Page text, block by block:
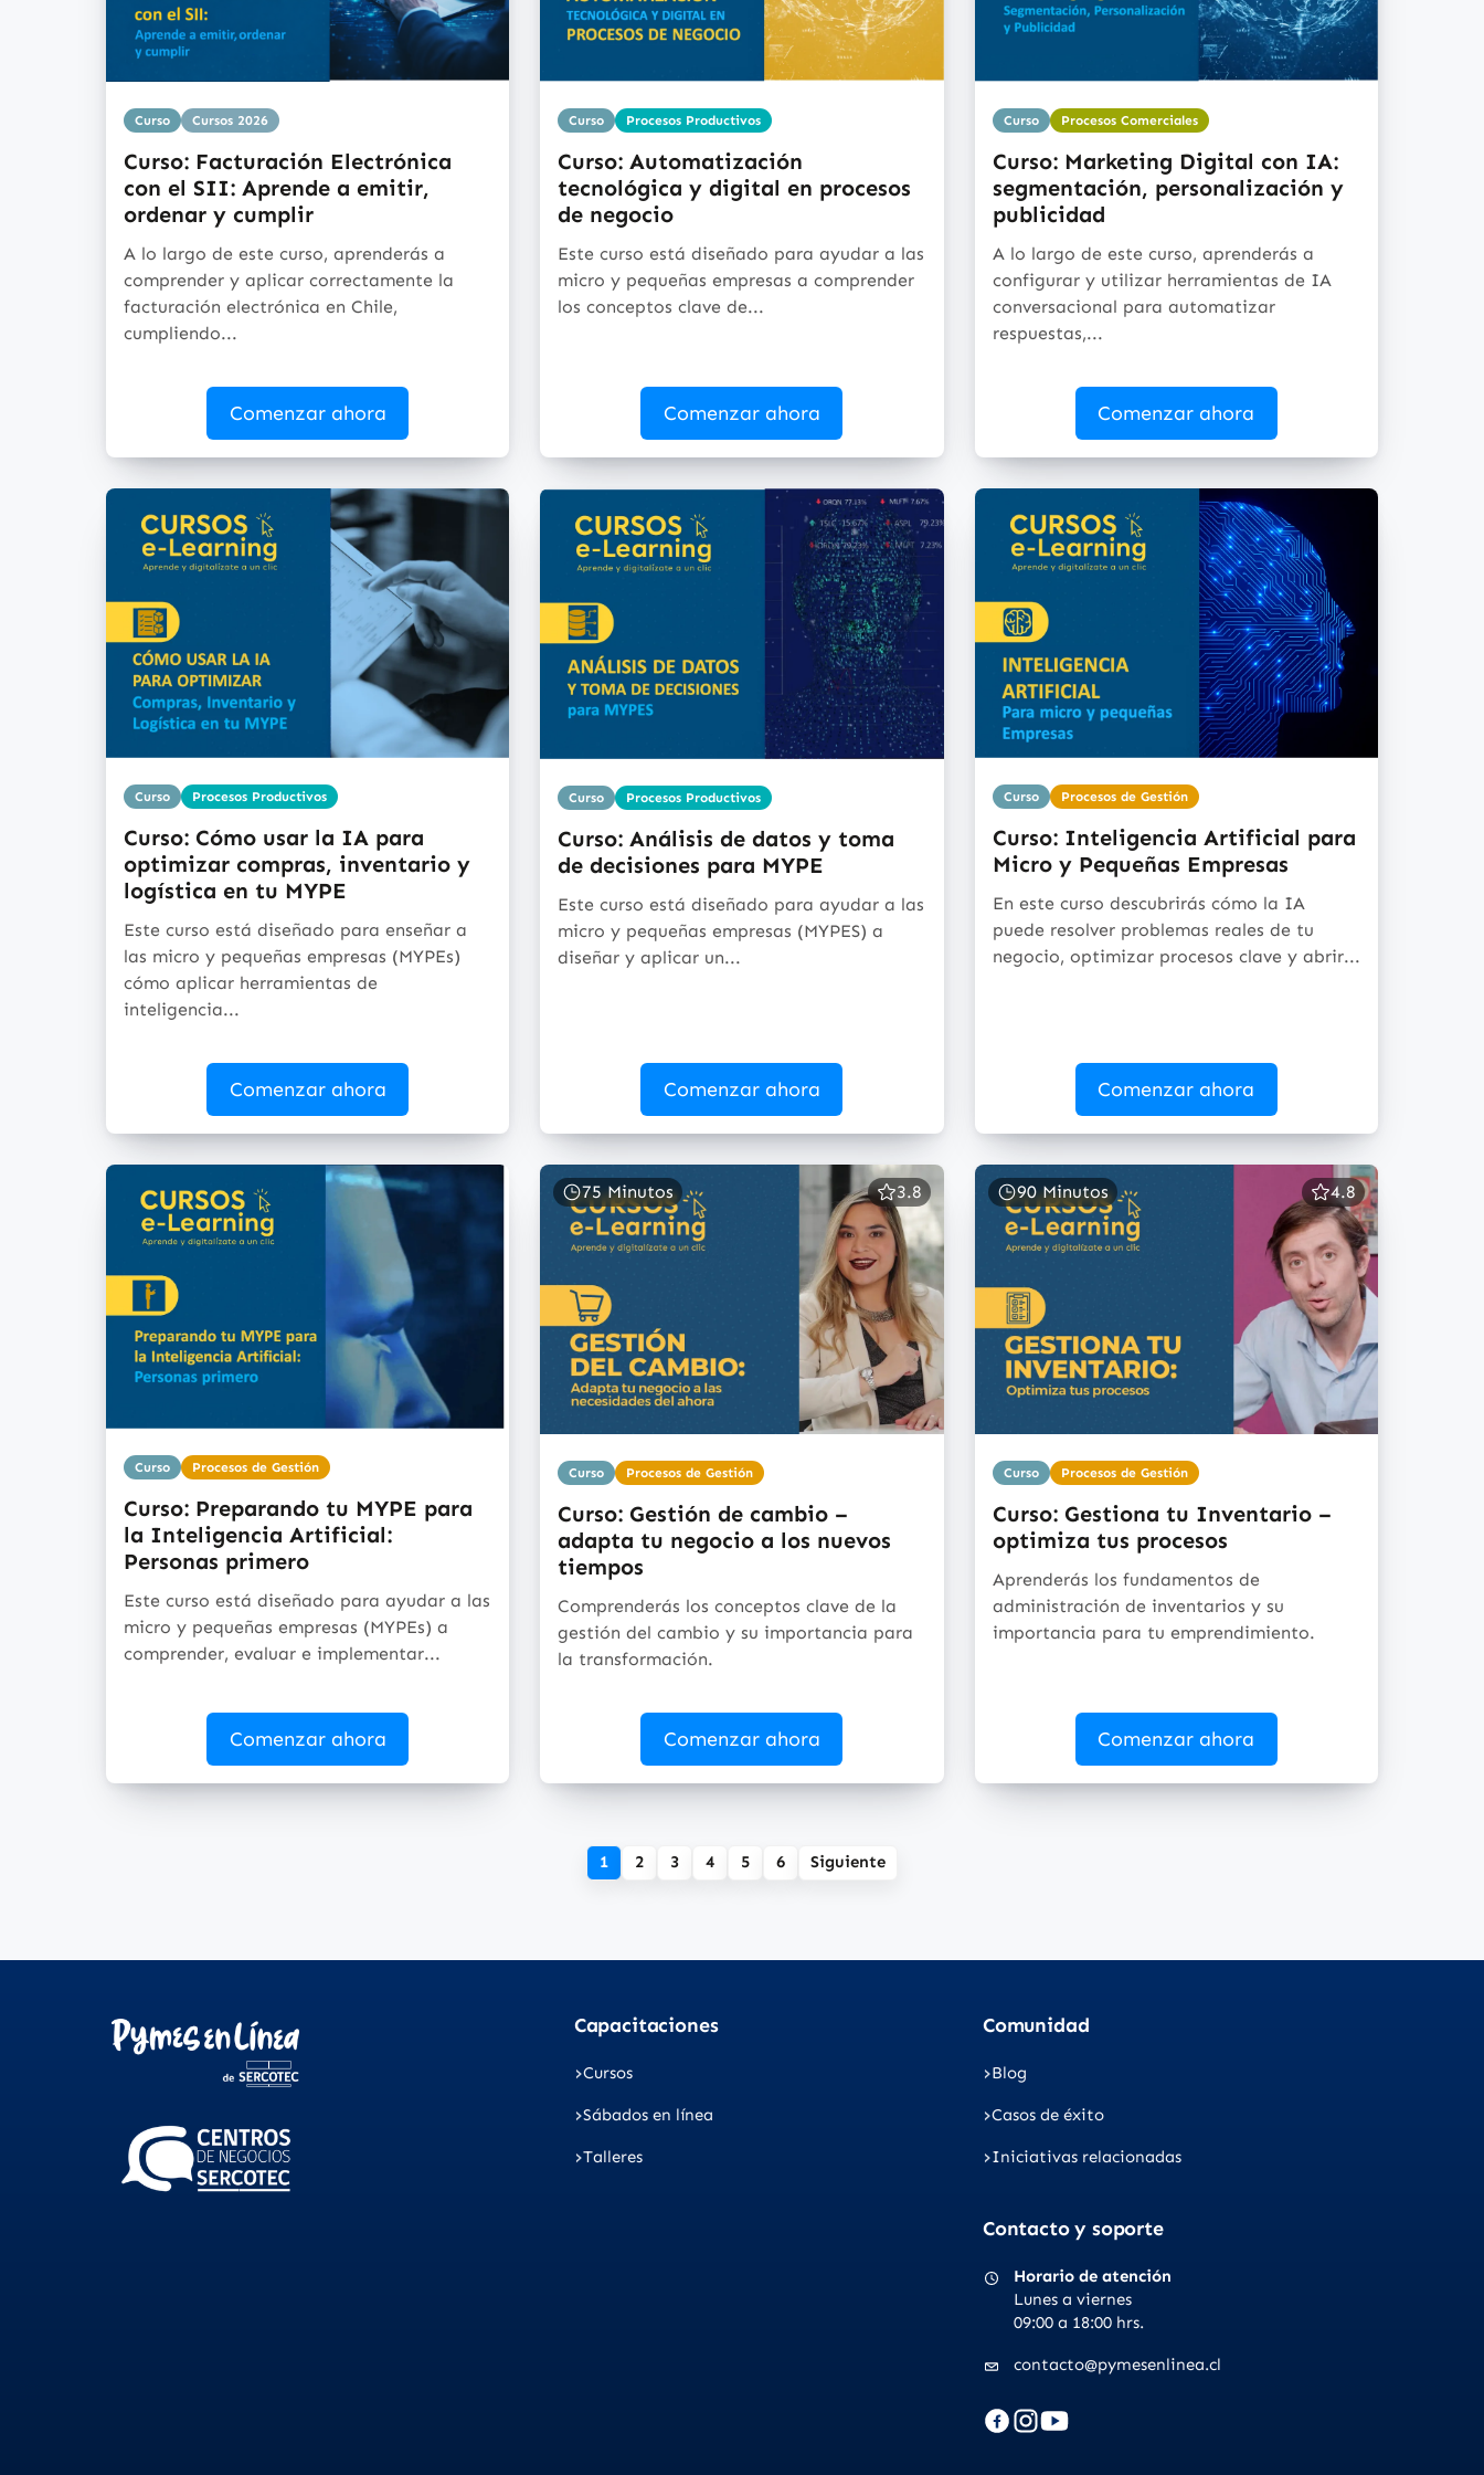
Curso Cursos 2026
Curso: Facturación Electrónica
con el SII: Aprende a emitir,
ordenar y cumplir
A lo largo de este curso, aprenderás a
comprender y aplicar correctamente la
facturación electrónica en Chile,
cumpliendo...
Comenzar ahora
Curso Procesos Productivos
Curso: Automatización
tecnológica y digital en procesos
de negocio
Este curso está diseñado para ayudar a las
micro y pequeñas empresas a comprender
los conceptos clave de...
Comenzar ahora
Curso Procesos Comerciales
Curso: Marketing Digital con IA:
segmentación, personalización y
publicidad
A lo largo de este curso, aprenderás a
configurar y utilizar herramientas de IA
conversacional para automatizar
respuestas,...
Comenzar ahora
Curso Procesos Productivos
Curso: Cómo usar la IA para
optimizar compras, inventario y
logística en tu MYPE
Este curso está diseñado para enseñar a
las micro y pequeñas empresas (MYPEs)
cómo aplicar herramientas de
inteligencia...
Comenzar ahora
Curso Procesos Productivos
Curso: Análisis de datos y toma
de decisiones para MYPE
Este curso está diseñado para ayudar a las
micro y pequeñas empresas (MYPES) a
diseñar y aplicar un...
Comenzar ahora
Curso Procesos de Gestión
Curso: Inteligencia Artificial para
Micro y Pequeñas Empresas
En este curso descubrirás cómo la IA
puede resolver problemas reales de tu
negocio, optimizar procesos clave y abrir...
Comenzar ahora
Curso Procesos de Gestión
Curso: Preparando tu MYPE para
la Inteligencia Artificial:
Personas primero
Este curso está diseñado para ayudar a las
micro y pequeñas empresas (MYPEs) a
comprender, evaluar e implementar...
Comenzar ahora
75 Minutos 3.8
Curso Procesos de Gestión
Curso: Gestión de cambio –
adapta tu negocio a los nuevos
tiempos
Comprenderás los conceptos clave de la
gestión del cambio y su importancia para
la transformación.
Comenzar ahora
90 Minutos 4.8
Curso Procesos de Gestión
Curso: Gestiona tu Inventario –
optimiza tus procesos
Aprenderás los fundamentos de
administración de inventarios y su
importancia para tu emprendimiento.
Comenzar ahora
1 2 3 4 5 6 Siguiente
Capacitaciones
Cursos
Sábados en línea
Talleres
Comunidad
Blog
Casos de éxito
Iniciativas relacionadas
Contacto y soporte
Horario de atención
Lunes a viernes
09:00 a 18:00 hrs.
contacto@pymesenlinea.cl